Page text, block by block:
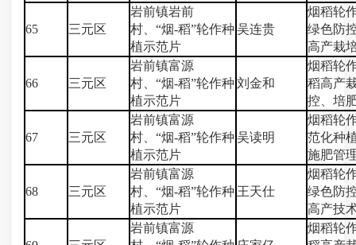
65 三元区
岩前镇岩前
村、“烟-稻”轮作种
植示范片
吴连贵
烟稻轮
绿色防
高产栽
66 三元区
岩前镇富源
村、“烟-稻”轮作种
植示范片
刘金和
烟稻轮
稻高产
控、培
67 三元区
岩前镇富源
村、“烟-稻”轮作种
植示范片
吴读明
烟稻轮
范化种
施肥管
68 三元区
岩前镇富源
村、“烟-稻”轮作种
植示范片
王天仕
烟稻轮
绿色防
高产技
岩前镇富源
烟稻轮